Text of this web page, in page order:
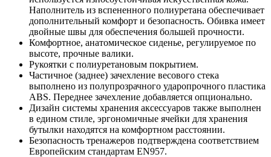
Наполнитель из вспененного полиуретана обеспечивает
дополнительный комфорт и безопасность. Обивка имеет
двойные швы для обеспечения большей прочности.
Комфортное, анатомическое сиденье, регулируемое по
высоте, прочные валики.
Рукоятки с полиуретановым покрытием.
Частичное (заднее) зачехление весового стека
выполнено из полупрозрачного ударопрочного пластика
ABS. Переднее зачехление добавляется опционально.
Дизайн системы хранения аксессуаров также выполнен
в едином стиле, эргономичные ячейки для хранения
бутылки находятся на комфортном расстоянии.
Безопасность тренажеров подтверждена соответствием
Европейским стандартам EN957.